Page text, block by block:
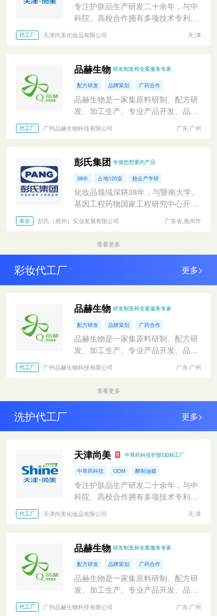
专注护肤品生产研发二十余年，与中
科院、高校合作拥有多项技术专利和
代工厂 天津尚美化妆品有限公司 天.津
品赫生物 研发制造和全案服务专家
配方研发 品牌策划 广药合作
品赫生物是一家集原料研制、配方研
发、加工生产、专业产品开发、品牌
化妆品OBM/OEM/ODM服务。
代工厂 广州品赫生物科技有限公司 广东.广州
彭氏集团 专做您想要的产品
38年 占地120亩 校企产学研
化妆品领域深耕38年，与暨南大学、
基因工程药物国家工程研究中心开展
础护理配方，防晒、美白、防脱等特
名企 彭氏（惠州）实业发展有限公司 广东省.惠州市
查看更多
彩妆代工厂 更多>
品赫生物 研发制造和全案服务专家
配方研发 品牌策划 广药合作
品赫生物是一家集原料研制、配方研
发、加工生产、专业产品开发、品牌
化妆品OBM/OEM/ODM服务。
代工厂 广州品赫生物科技有限公司 广东.广州
查看更多
洗护代工厂 更多>
天津尚美 中草药科技护肤ODM工厂
中草药科技 ODM 酵制油膜
专注护肤品生产研发二十余年，与中
科院、高校合作拥有多项技术专利和
代工厂 天津尚美化妆品有限公司 天.津
品赫生物 研发制造和全案服务专家
配方研发 品牌策划 广药合作
品赫生物是一家集原料研制、配方研
发、加工生产、专业产品开发、品牌
化妆品OBM/OEM/ODM服务。
代工厂 广州品赫生物科技有限公司 广东.广州